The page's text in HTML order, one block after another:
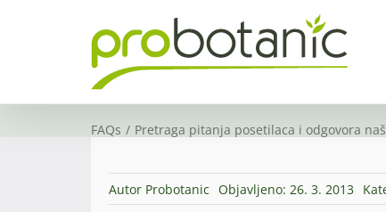
FAQs Pretraga pitanja posetilaca i odgovora
Autor Probotanic Objavljeno: 26. 3. 2013